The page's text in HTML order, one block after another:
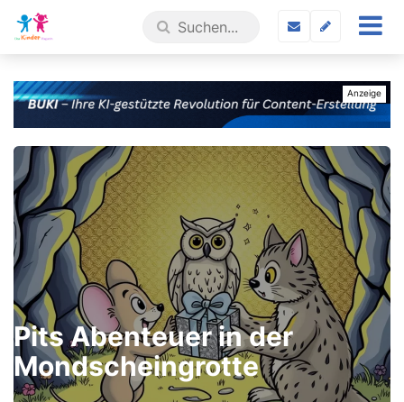
Pits Abenteuer in der
Mondscheingrotte